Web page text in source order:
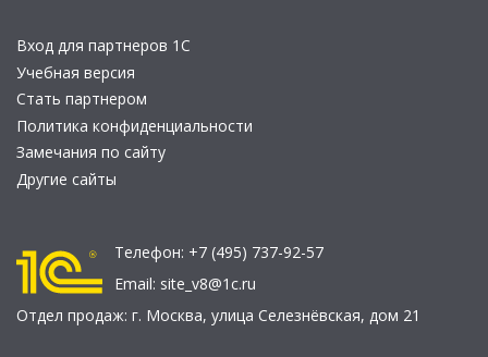
Вход для партнеров 1С
Учебная версия
Стать партнером
Политика конфиденциальности
Замечания по сайту
Другие сайты
Телефон: +7 (495) 737-92-57
Email: site_v8@1c.ru
Отдел продаж: г. Москва, улица Селезнёвская, дом 21